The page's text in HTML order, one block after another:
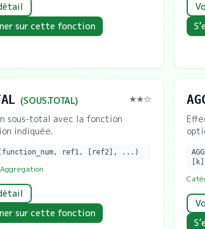
sur cette fonction
(SOUS.TOTAL) ★★☆
sous-total avec la fonction
indiquée.
ref1, [ref2], ...)
Aggregation
sur cette fonction